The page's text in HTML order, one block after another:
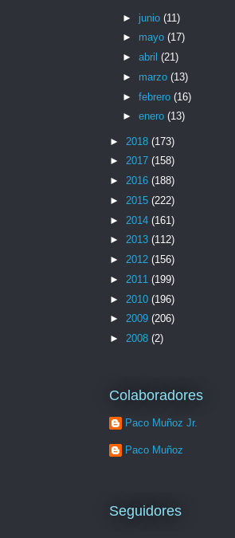
► junio (11)
► mayo (17)
► abril (21)
► marzo (13)
► febrero (16)
► enero (13)
► 2018 (173)
► 2017 (158)
► 2016 (188)
► 2015 (222)
► 2014 (161)
► 2013 (112)
► 2012 (156)
► 2011 (199)
► 2010 (196)
► 2009 (206)
► 2008 (2)
Colaboradores
Paco Muñoz Jr.
Paco Muñoz
Seguidores